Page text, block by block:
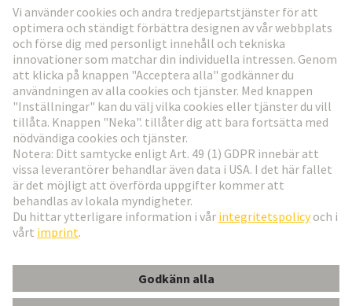
Gå till registrering
Social Media
Sverige
© Teknologi-koncernen HARTING